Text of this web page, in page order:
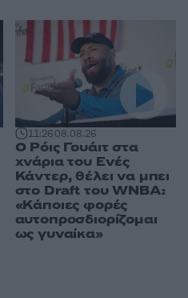
11:2608.08.26
Ο Ρόις Γουάιτ στα
χνάρια του Ενές
Κάντερ, θέλει να μπει
στο Draft του WNBA:
«Κάποιες φορές
αυτοπροσδιορίζομαι
ως γυναίκα»